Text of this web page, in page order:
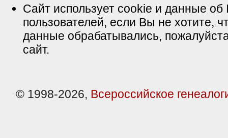
Сайт использует cookie и данные об
пользователей, если Вы не хотите,
данные обрабатывались,
сайт.
© 1998-2026, Всероссийское